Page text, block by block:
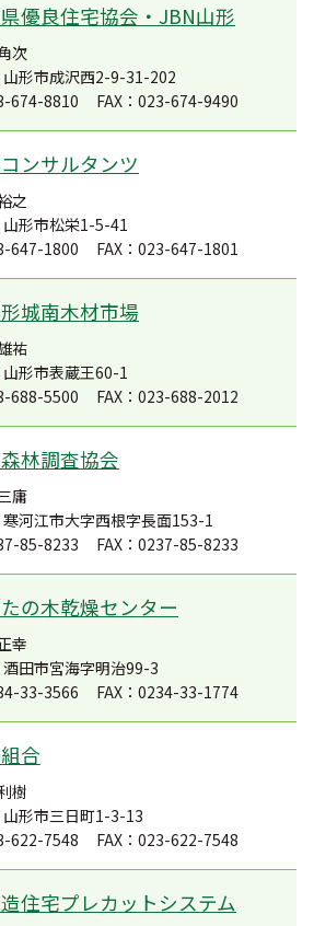
優良住宅協会・JBN山形
次
山形市成沢西2-9-31-202
674-8810
FAX：023-674-9490
ンサルタンツ
之
山形市松栄1-5-41
647-1800
FAX：023-647-1801
城南木材市場
祐
山形市表蔵王60-1
688-5500
FAX：023-688-2012
林調査協会
庸
寒河江市大字西根字長面153-1
85-8233
FAX：0237-85-8233
の木乾燥センター
幸
酒田市宮海字明治99-3
33-3566
FAX：0234-33-1774
合
樹
山形市三日町1-3-13
622-7548
FAX：023-622-7548
住宅プレカットシステム